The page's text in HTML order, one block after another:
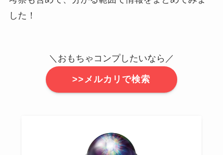
した！
＼おもちゃコンプしたいなら／
>>メルカリで検索